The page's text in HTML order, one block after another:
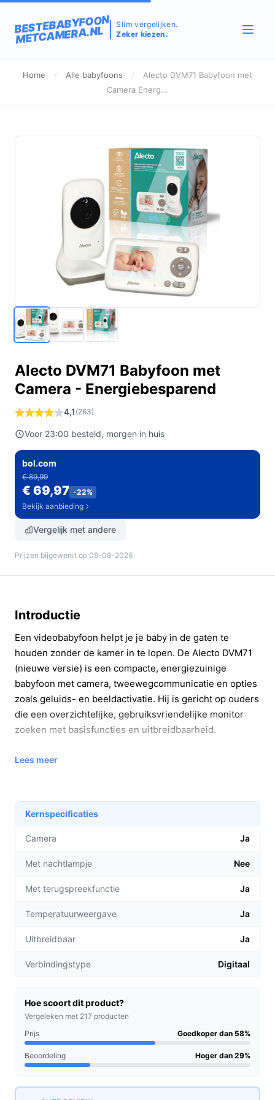
BESTEBABYFOON
METCAMERA.NL
Slim vergelijken.
Zeker kiezen.
Home / Alle babyfoons /
Alecto DVM71 Babyfoon met
Camera Energ...
Alecto DVM71 Babyfoon met
Camera - Energiebesparend
4,1 (263)
Voor 23:00 besteld, morgen in huis
bol.com
€ 89,99
€ 69,97 -22%
Bekijk aanbieding
Vergelijk met andere
Prijzen bijgewerkt op 08-08-2026
Introductie
Een videobabyfoon helpt je je baby in de gaten te
houden zonder de kamer in te lopen. De Alecto DVM71
(nieuwe versie) is een compacte, energiezuinige
babyfoon met camera, tweewegcommunicatie en opties
zoals geluids- en beeldactivatie. Hij is gericht op ouders
die een overzichtelijke, gebruiksvriendelijke monitor
zoeken met basisfuncties en uitbreidbaarheid.
In 20 seconden beslissen
slaapliedjes en temperatuuraanduiding, en je
waarde hecht aan een ouderunit met ingebouwde
oplaadbare batterij.
nachtlampje of met expliciete ondersteuning voor
afstandsbediening via internet of app nodig hebt
Belangrijkste check:
controleer in de specificaties
bij jouw woonsituatie en of het schermformaat voor
jou voldoende is.
Dagelijks gebruik draait bij dit type vooral om
camera biedt dag- en nachtzicht en is handmatig
verstelbaar, zodat je de kijkhoek kunt veranderen. De
zodat je hem binnen huis kunt meenemen zonder altijd
Lees meer
Kernspecificaties
Camera Ja
Met nachtlampje Nee
Met terugspreekfunctie Ja
Temperatuurweergave Ja
Uitbreidbaar Ja
Verbindingstype Digitaal
Hoe scoort dit product?
Vergeleken met 217 producten
Prijs
Goedkoper dan 58%
Beoordeling Hoger dan 29%